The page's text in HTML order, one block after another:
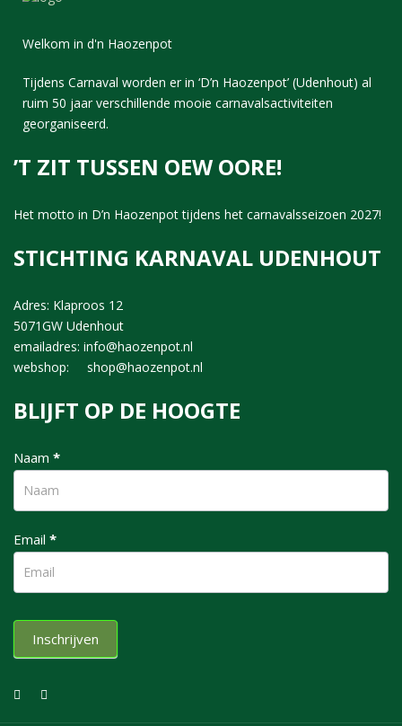
Welkom in d'n Haozenpot
Tijdens Carnaval worden er in ‘D’n Haozenpot’ (Udenhout) al
ruim 50 jaar verschillende mooie carnavalsactiviteiten
georganiseerd.
’T ZIT TUSSEN OEW OORE!
Het motto in D’n Haozenpot tijdens het carnavalsseizoen 2027!
STICHTING KARNAVAL UDENHOUT
Adres: Klaproos 12
5071GW Udenhout
emailadres: info@haozenpot.nl
webshop: shop@haozenpot.nl
BLIJFT OP DE HOOGTE
nieuwsbrief
Naam *
Email *
Inschrijven